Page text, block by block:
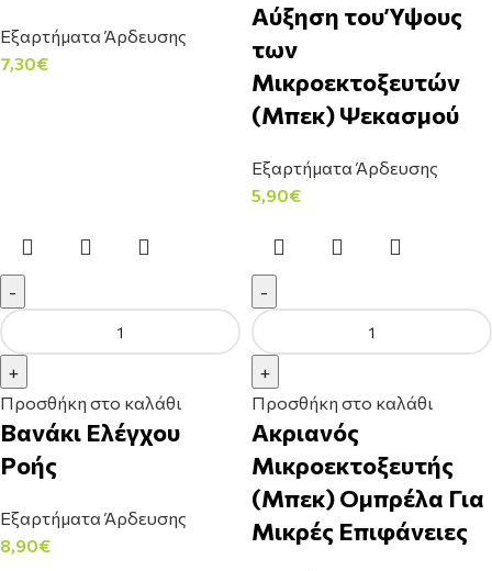
Εξαρτήματα Άρδευσης
7,30€
Αύξηση του Ύψους
των
Μικροεκτοξευτών
(Μπεκ) Ψεκασμού
Εξαρτήματα Άρδευσης
5,90€
Προσθήκη στο καλάθι
Βανάκι Ελέγχου
Ροής
Εξαρτήματα Άρδευσης
8,90€
Προσθήκη στο καλάθι
Ακριανός
Μικροεκτοξευτής
(Μπεκ) Ομπρέλα Για
Μικρές Επιφάνειες